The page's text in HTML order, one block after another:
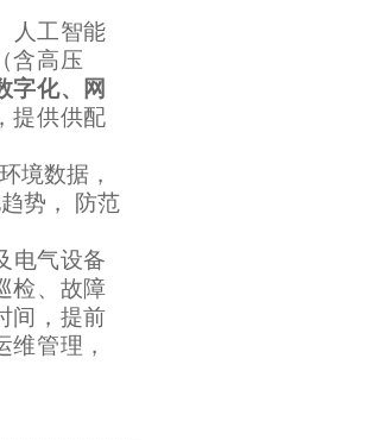
人工智能
含高压
字化、网
提供供配
境数据，
势， 防范
电气设备
检、故障
间，提前
管理，